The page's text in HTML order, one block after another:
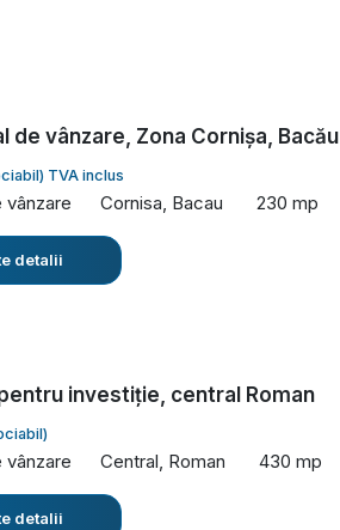
de vânzare, Zona Cornișa, Bacău
TVA inclus
vânzare Cornisa, Bacau 230 mp
detalii
investiție, central Roman
vânzare Central, Roman 430 mp
detalii